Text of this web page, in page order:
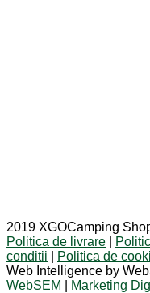
2019 XGOCamping
Politica de livrare
conditii
Politica de
Web Intelligence by
WebSEM
Marketing